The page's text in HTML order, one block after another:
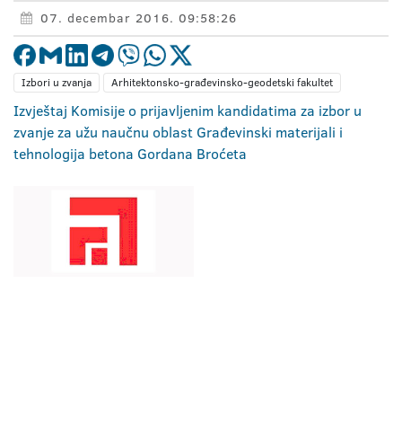
07. decembar 2016. 09:58:26
Izbori u zvanja Arhitektonsko-građevinsko-geodetski fakultet
Izvještaj Komisije o prijavljenim kandidatima za izbor u
zvanje za užu naučnu oblast Građevinski materijali i
tehnologija betona Gordana Broćeta